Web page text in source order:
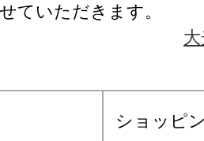
ていただきます。
ショッピ